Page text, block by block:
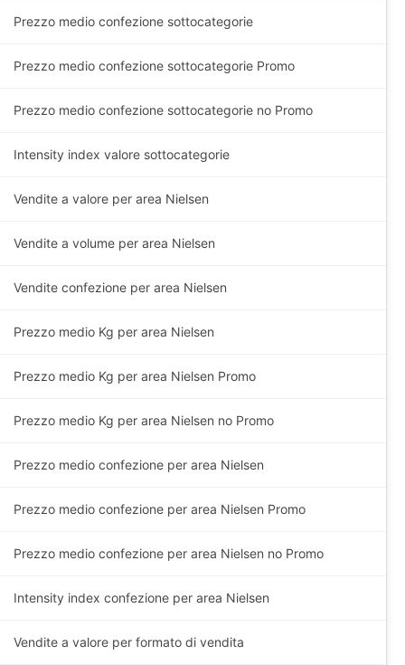
Prezzo medio confezione sottocategorie
Prezzo medio confezione sottocategorie Promo
Prezzo medio confezione sottocategorie no Promo
Intensity index valore sottocategorie
Vendite a valore per area Nielsen
Vendite a volume per area Nielsen
Vendite confezione per area Nielsen
Prezzo medio Kg per area Nielsen
Prezzo medio Kg per area Nielsen Promo
Prezzo medio Kg per area Nielsen no Promo
Prezzo medio confezione per area Nielsen
Prezzo medio confezione per area Nielsen Promo
Prezzo medio confezione per area Nielsen no Promo
Intensity index confezione per area Nielsen
Vendite a valore per formato di vendita